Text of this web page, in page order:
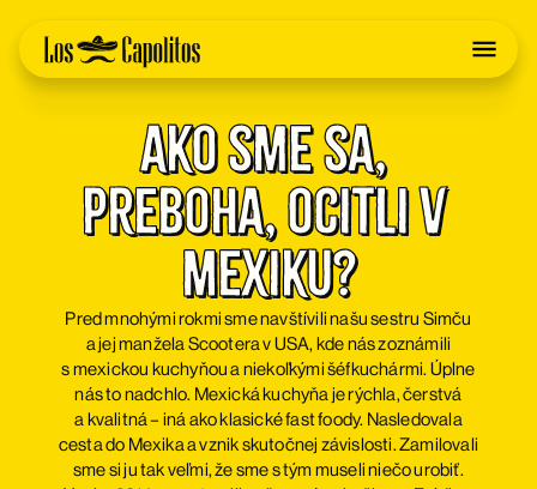
Ako sme sa,
preboha, ocitli v
Mexiku?
Pred mnohými rokmi sme navštívili našu sestru Simču
a jej manžela Scootera v USA, kde nás zoznámili
s mexickou kuchyňou a niekoľkými šéfkuchármi. Úplne
nás to nadchlo. Mexická kuchyňa je rýchla, čerstvá
a kvalitná – iná ako klasické fast foody. Nasledovala
cesta do Mexika a vznik skutočnej závislosti. Zamilovali
sme si ju tak veľmi, že sme s tým museli niečo urobiť.